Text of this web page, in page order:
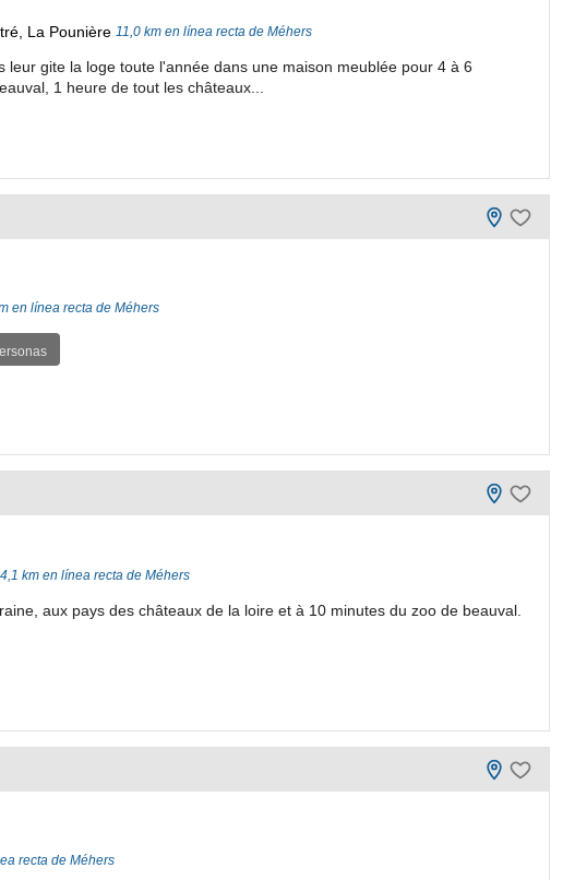
La Pounière 11,0 km en línea recta de Méhers
leur gite la loge toute l'année dans une maison meublée pour 4 à 6
1 heure de tout les châteaux...
en línea recta de Méhers
km en línea recta de Méhers
aux pays des châteaux de la loire et à 10 minutes du zoo de beauval.
recta de Méhers